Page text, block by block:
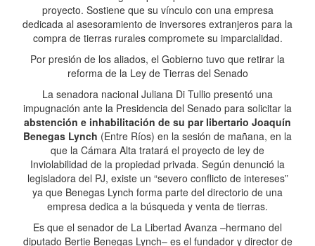
proyecto. Sostiene que su vínculo con una empresa
dedicada al asesoramiento de inversores extranjeros para la
compra de tierras rurales compromete su imparcialidad.
Por presión de los aliados, el Gobierno tuvo que retirar la
reforma de la Ley de Tierras del Senado
La senadora nacional Juliana Di Tullio presentó una
impugnación ante la Presidencia del Senado para solicitar la
abstención e inhabilitación de su par libertario Joaquín
Benegas Lynch (Entre Ríos) en la sesión de mañana, en la
que la Cámara Alta tratará el proyecto de ley de
Inviolabilidad de la propiedad privada. Según denunció la
legisladora del PJ, existe un “severo conflicto de intereses”
ya que Benegas Lynch forma parte del directorio de una
empresa dedica a la búsqueda y venta de tierras.
Es que el senador de La Libertad Avanza –hermano del
diputado Bertie Benegas Lynch– es el fundador y director de